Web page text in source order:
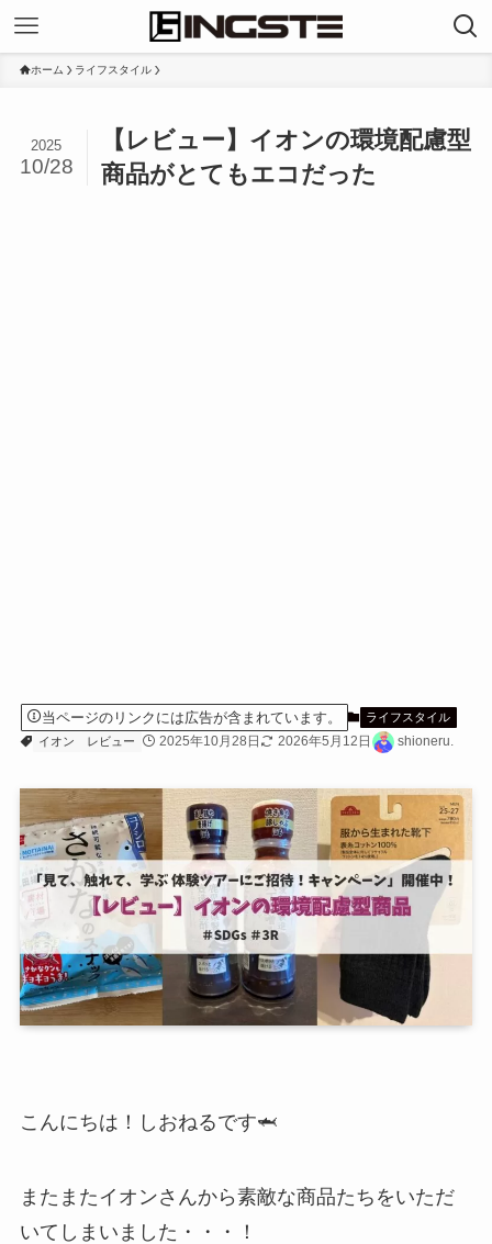
ホーム ライフスタイル
【レビュー】イオンの環境配慮型
商品がとてもエコだった
2025
10/28
当ページのリンクには広告が含まれています。
ライフスタイル
イオン
レビュー 2025年10月28日 2026年5月12日 shioneru.
こんにちは！しおねるです🦈
またまたイオンさんから素敵な商品たちをいただ
いてしまいました・・・！